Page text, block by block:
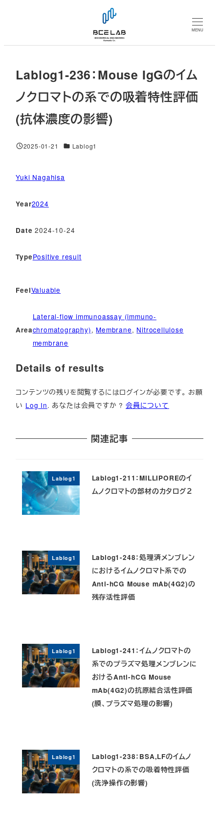
MENU
Lablog1-236：Mouse IgGのイム
ノクロマトの系での吸着特性評価
(抗体濃度の影響)
投稿日
2025-01-21 対象DBLablog1
Yuki Nagahisa
Year2024
Date 2024-10-24
TypePositive result
FeelValuable
Area
Lateral-flow immunoassay (immuno-
chromatography), Membrane, Nitrocellulose
membrane
Details of results
コンテンツの残りを閲覧するにはログインが必要です。 お願
い Log In. あなたは会員ですか ?会員について
関連記事
Lablog1
Lablog1-211：MILLIPOREのイ
ムノクロマトの部材のカタログ２
Lablog1
Lablog1-248：処理済メンブレン
におけるイムノクロマト系での
Anti-hCG Mouse mAb(4G2)の
残存活性評価
Lablog1
Lablog1-241：イムノクロマトの
系でのプラズマ処理メンブレンに
おけるAnti-hCG Mouse
mAb(4G2)の抗原結合活性評価
(膜、プラズマ処理の影響)
Lablog1
Lablog1-238：BSA,LFのイムノ
クロマトの系での吸着特性評価
(洗浄操作の影響)